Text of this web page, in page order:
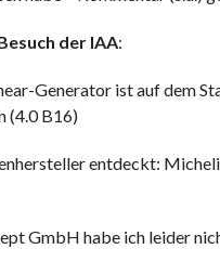
der IAA:
Generator ist auf dem
(4.0 B16)
entdeckt:
GmbH habe ich leider